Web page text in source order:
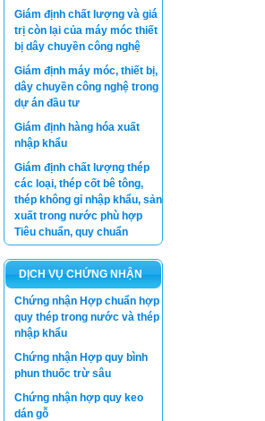
Giám định chất lượng và giá
trị còn lại của máy móc thiết
bị dây chuyền công nghệ
Giám định máy móc, thiết bị,
dây chuyền công nghệ trong
dự án đầu tư
Giám định hàng hóa xuất
nhập khẩu
Giám định chất lượng thép
các loại, thép cốt bê tông,
thép không gỉ nhập khẩu, sản
xuất trong nước phù hợp
Tiêu chuẩn, quy chuẩn
DỊCH VỤ CHỨNG NHẬN
Chứng nhận Hợp chuẩn hợp
quy thép trong nước và thép
nhập khẩu
Chứng nhận Hợp quy bình
phun thuốc trừ sâu
Chứng nhận hợp quy keo
dán gỗ